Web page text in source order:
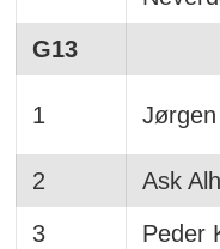
G13
1
2
Ask
3
Peder